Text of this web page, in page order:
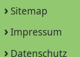
Sitemap
Impressum
Datenschutz